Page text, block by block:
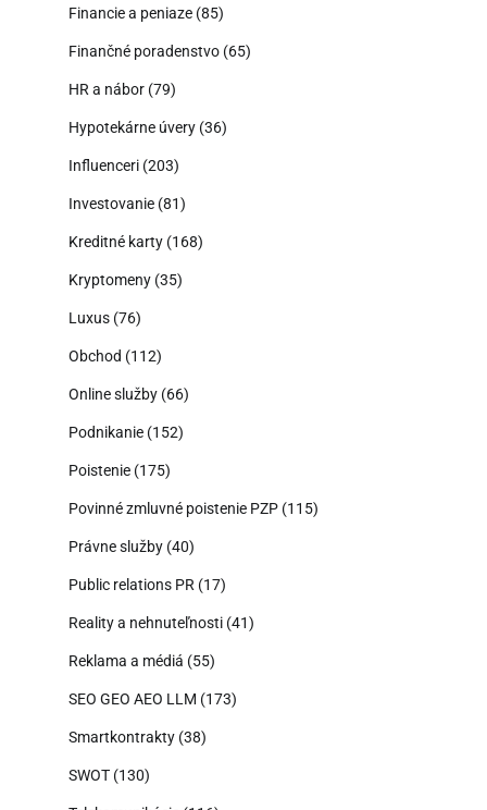
Financie a peniaze (85)
Finančné poradenstvo (65)
HR a nábor (79)
Hypotekárne úvery (36)
Influenceri (203)
Investovanie (81)
Kreditné karty (168)
Kryptomeny (35)
Luxus (76)
Obchod (112)
Online služby (66)
Podnikanie (152)
Poistenie (175)
Povinné zmluvné poistenie PZP (115)
Právne služby (40)
Public relations PR (17)
Reality a nehnuteľnosti (41)
Reklama a médiá (55)
SEO GEO AEO LLM (173)
Smartkontrakty (38)
SWOT (130)